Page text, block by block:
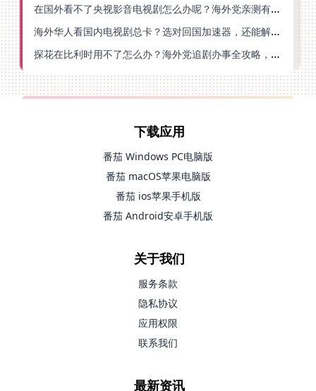
在国外看不了央视影音电视剧怎么办呢？海外党亲测有效的回国加速方案
海外华人看国内电视剧总卡？选对回国加速器，还能解决菲律宾打不开反诈中心的问题
探花在比利时用不了怎么办？海外党追剧办事全攻略，选对加速器就够了
下载应用
番茄 Windows PC电脑版
番茄 macOS苹果电脑版
番茄 ios苹果手机版
番茄 Android安卓手机版
关于我们
服务条款
隐私协议
应用权限
联系我们
最新资讯